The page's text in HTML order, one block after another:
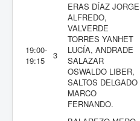
19:00-
19:15
3
ERAS DÍAZ JORGE
ALFREDO,
VALVERDE
TORRES YANHET
LUCÍA, ANDRADE
SALAZAR
OSWALDO LIBER,
SALTOS DELGADO
MARCO
FERNANDO.